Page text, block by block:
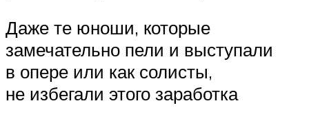
Даже те юноши, которые
замечательно пели и выступали
в опере или как солисты,
не избегали этого заработка